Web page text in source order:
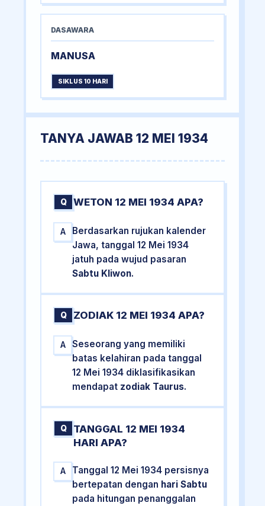
DASAWARA
MANUSA
SIKLUS 10 HARI
TANYA JAWAB 12 MEI 1934
Q WETON 12 MEI 1934 APA?
A
Berdasarkan rujukan kalender
Jawa, tanggal 12 Mei 1934
jatuh pada wujud pasaran
Sabtu Kliwon.
Q ZODIAK 12 MEI 1934 APA?
A
Seseorang yang memiliki
batas kelahiran pada tanggal
12 Mei 1934 diklasifikasikan
mendapat zodiak Taurus.
Q
TANGGAL 12 MEI 1934
HARI APA?
A
Tanggal 12 Mei 1934 persisnya
bertepatan dengan hari Sabtu
pada hitungan penanggalan